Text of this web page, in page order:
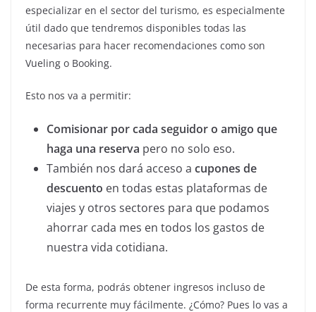
especializar en el sector del turismo, es especialmente
útil dado que tendremos disponibles todas las
necesarias para hacer recomendaciones como son
Vueling o Booking.
Esto nos va a permitir:
Comisionar por cada seguidor o amigo que
haga una reserva pero no solo eso.
También nos dará acceso a cupones de
descuento en todas estas plataformas de
viajes y otros sectores para que podamos
ahorrar cada mes en todos los gastos de
nuestra vida cotidiana.
De esta forma, podrás obtener ingresos incluso de
forma recurrente muy fácilmente. ¿Cómo? Pues lo vas a